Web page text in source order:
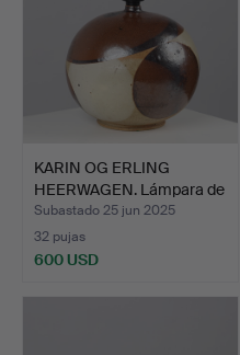
KARIN OG ERLING
HEERWAGEN. Lámpara de
mesa…
Subastado 25 jun 2025
32 pujas
600 USD